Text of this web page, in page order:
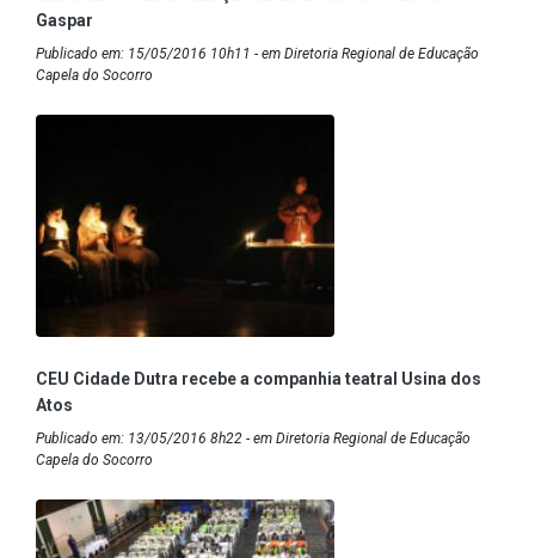
Gaspar
Publicado em: 15/05/2016 10h11 - em Diretoria Regional de Educação
Capela do Socorro
CEU Cidade Dutra recebe a companhia teatral Usina dos
Atos
Publicado em: 13/05/2016 8h22 - em Diretoria Regional de Educação
Capela do Socorro